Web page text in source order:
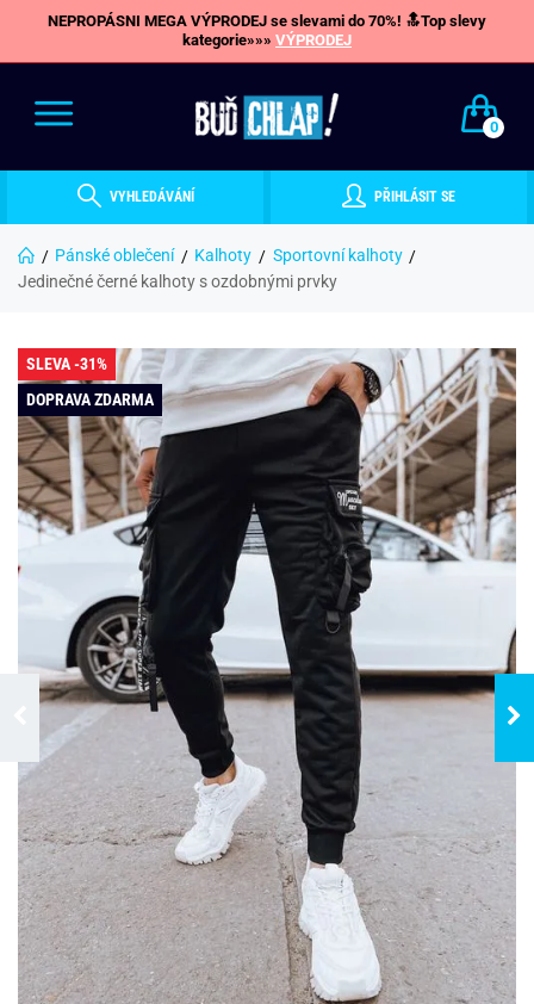
NEPROPÁSNI MEGA VÝPRODEJ se slevami do 70%! 🔝Top slevy
kategorie»»» VÝPRODEJ
0
VYHLEDÁVÁNÍ PŘIHLÁSIT SE
Pánské oblečení Kalhoty
Sportovní kalhoty
Jedinečné černé kalhoty s ozdobnými prvky
SLEVA -31%
DOPRAVA ZDARMA